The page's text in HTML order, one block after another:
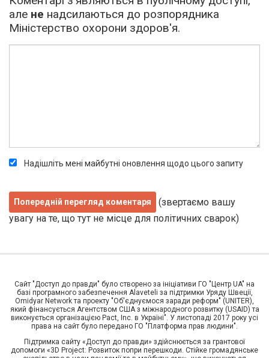
але не надсилаються до розпорядника
Міністерство охорони здоров'я.
Надішліть мені майбутні оновлення щодо цього запиту
(звертаємо вашу
увагу на те, що тут не місце для політичних сварок)
Сайт "Доступ до правди" було створено за ініціативи ГО "Центр UA" на
базі програмного забезпечення Alaveteli за підтримки Уряду Швеції,
Omidyar Network та проекту "Об'єднуємося заради реформ" (UNITER),
який фінансується Агентством США з міжнародного розвитку (USAID) та
виконується організацією Pact, Inc. в Україні". У листопаді 2017 року усі
права на сайт було передано ГО "Платформа прав людини".
Підтримка сайту «Доступ до правди» здійснюється за грантової
допомоги «3D Project: Розвиток попри перешкоди. Стійке громадянське